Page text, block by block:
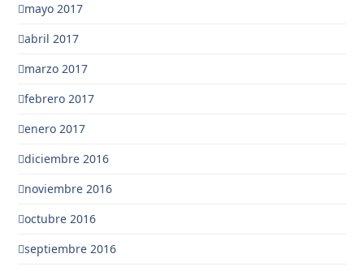
mayo 2017
abril 2017
marzo 2017
febrero 2017
enero 2017
diciembre 2016
noviembre 2016
octubre 2016
septiembre 2016